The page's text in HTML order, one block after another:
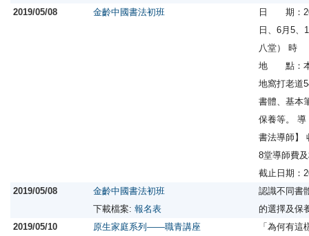
2019/05/08
金齡中國書法初班
日 期：
日、6月5、
八堂） 時
地 點：本
地窩打老
書體、基本
保養等。
書法導師
8堂導師費
截止日期：
2019/05/08
金齡中國書法初班
下載檔案: 報名表
認識不同書
的選擇及保
2019/05/10
原生家庭系列——職青講座
「為何有